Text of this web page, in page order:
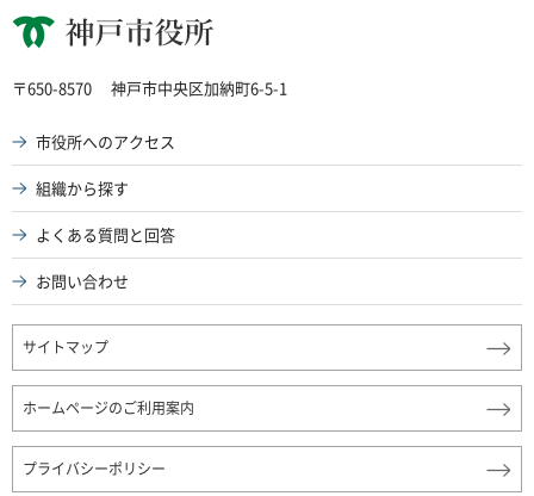
神戸市役所
〒650-8570 神戸市中央区加納町6-5-1
市役所へのアクセス
組織から探す
よくある質問と回答
お問い合わせ
サイトマップ
ホームページのご利用案内
プライバシーポリシー